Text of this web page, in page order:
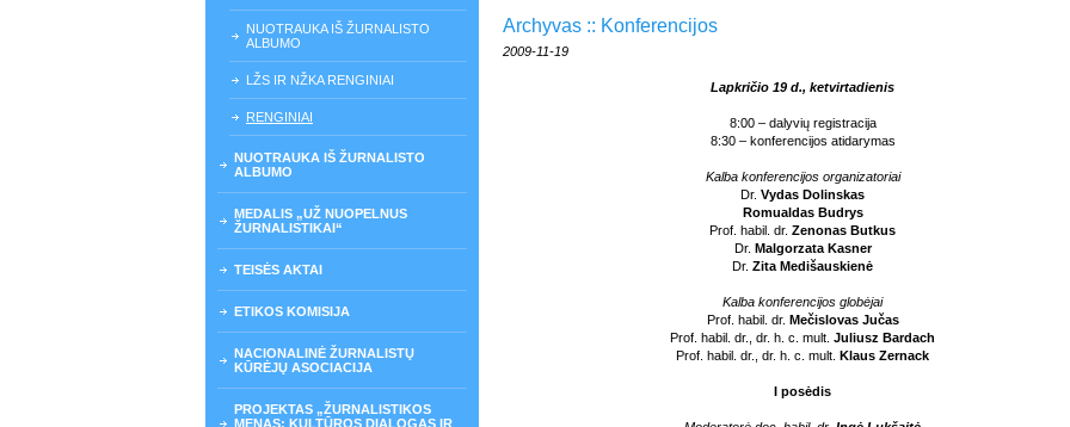
NUOTRAUKA IŠ ŽURNALISTO
ALBUMO
LŽS IR NŽKA RENGINIAI
RENGINIAI
NUOTRAUKA IŠ ŽURNALISTO
ALBUMO
MEDALIS „UŽ NUOPELNUS
ŽURNALISTIKAI“
TEISĖS AKTAI
ETIKOS KOMISIJA
NACIONALINĖ ŽURNALISTŲ
KŪRĖJŲ ASOCIACIJA
PROJEKTAS „ŽURNALISTIKOS
MENAS: KULTŪROS DIALOGAS IR
Archyvas :: Konferencijos
2009-11-19
Lapkričio 19 d., ketvirtadienis
8:00 – dalyvių registracija
8:30 – konferencijos atidarymas
Kalba konferencijos organizatoriai
Dr. Vydas Dolinskas
Romualdas Budrys
Prof. habil. dr. Zenonas Butkus
Dr. Malgorzata Kasner
Dr. Zita Medišauskienė
Kalba konferencijos globėjai
Prof. habil. dr. Mečislovas Jučas
Prof. habil. dr., dr. h. c. mult. Juliusz Bardach
Prof. habil. dr., dr. h. c. mult. Klaus Zernack
I posėdis